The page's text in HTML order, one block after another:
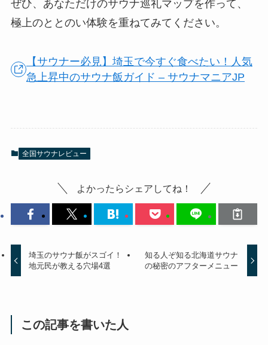
ぜひ、あなただけのサウナ巡礼マップを作って、
極上のととのい体験を重ねてみてください。
【サウナー必見】埼玉で今すぐ食べたい！人気
急上昇中のサウナ飯ガイド – サウナマニアJP
全国サウナレビュー
よかったらシェアしてね！
埼玉のサウナ飯がスゴイ！
地元民が教える穴場4選
知る人ぞ知る北海道サウナ
の秘密のアフターメニュー
この記事を書いた人